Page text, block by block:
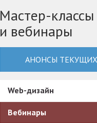
Мастер-классы
и вебинары
АНОНСЫ
Web-дизайн
Вебинары